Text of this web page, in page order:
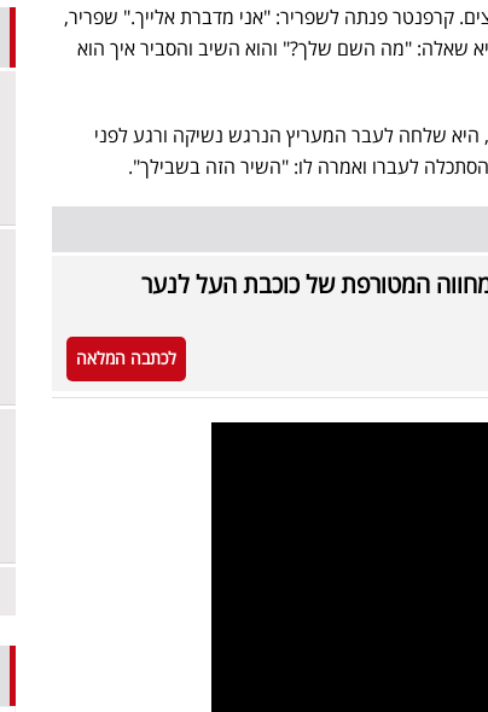
קרפנטר פנתה לשפריר: "אני מדברת אלייך." שפריר,
שאלה: "מה השם שלך?" והוא השיב והסביר איך הוא
שלחה לעבר המעריץ הנרגש נשיקה ורגע לפני
לעברו ואמרה לו: "השיר הזה בשבילך".
המטורפת של כוכבת העל לנער
לכתבה המלאה